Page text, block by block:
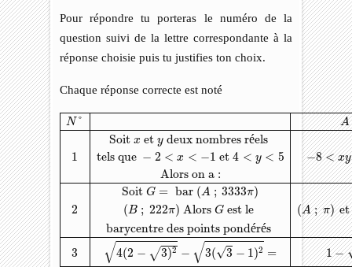
Pour répondre tu porteras le numéro de la
question suivi de la lettre correspondante à la
réponse choisie puis tu justifies ton choix.
Chaque réponse correcte est noté
N ° A
Soit x et y deux nombres réels
1
tels que − 2 < x < −1 et 4 < y < 5 −8 < xy
Alors on a :
Soit G = bar (A ; 3333π)
2
(B ; 222π) Alors G est le (A ; π)
barycentre des points pondérés
3
√4(2 − √3)2 − √3(√3 − 1)2 = 1−
N°ABCSoitxetydeux nombres réels1tels que−2<x<−1